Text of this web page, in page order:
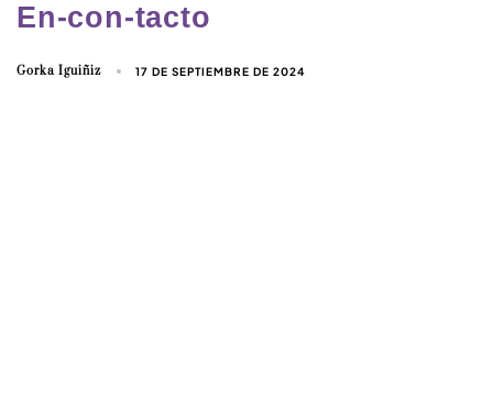
En-con-tacto
Gorka Iguiñiz 17 DE SEPTIEMBRE DE 2024